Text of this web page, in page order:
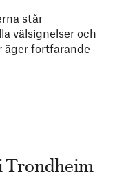
står
välsignelser och
äger fortfarande
Trondheim